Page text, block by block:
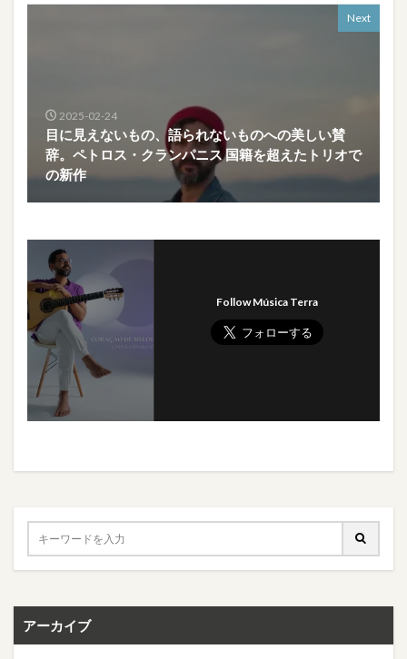
Next
2025-02-24
目に見えないもの、語られないものへの美しい賛
辞。ペトロス・クランパニス 国籍を超えたトリオで
の新作
Follow Música Terra
アーカイブ